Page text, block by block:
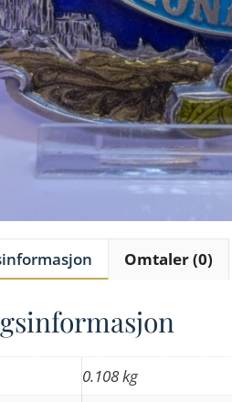
Omtaler (0)
0.108 kg